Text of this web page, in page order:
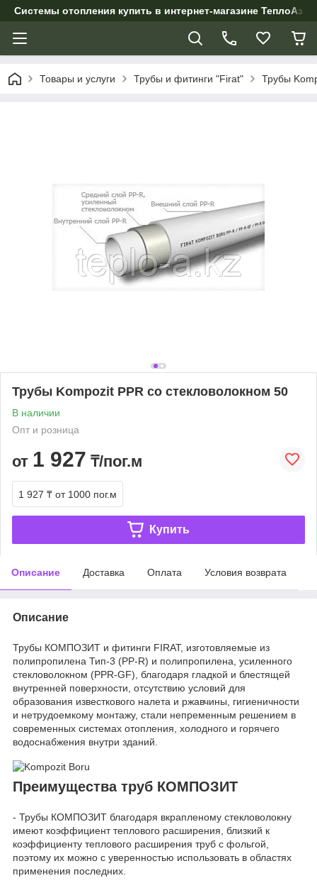
Системы отопления купить в интернет-магазине ТеплоАзии
Товары и услуги Трубы и фитинги "Firat" Трубы
Трубы Kompozit PPR со стекловолокном 50
В наличии
Опт и розница
от 1 927 ₸/пог.м
1 927 ₸ от 1000 пог.м
Купить
Описание Доставка Оплата Условия возврата
Описание
Трубы КОМПОЗИТ и фитинги FIRAT, изготовляемые из
полипропилена Тип-3 (PP-R) и полипропилена, усиленного
стекловолокном (PPR-GF), благодаря гладкой и блестящей
внутренней поверхности, отсутствию условий для
образования известкового налета и ржавчины, гигиеничности
и нетрудоемкому монтажу, стали непременным решением в
современных системах отопления, холодного и горячего
водоснабжения внутри зданий.
Преимущества труб КОМПОЗИТ
- Трубы КОМПОЗИТ благодаря вкрапленому стекловолокну
имеют коэффициент теплового расширения, близкий к
коэффициенту теплового расширения труб с фольгой,
поэтому их можно с уверенностью использовать в областях
применения последних.